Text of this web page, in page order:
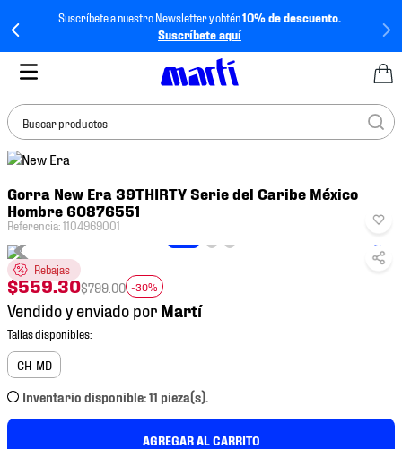
Suscríbete a nuestro Newsletter y obtén10% de descuento.
Suscríbete aquí
Buscar productos
Gorra New Era 39THIRTY Serie del Caribe México
Hombre 60876551
Referencia:1104969001
Rebajas
$559.30$799.00 -30%
Vendido y enviado por
CH-MD
Inventario disponible: 11 pieza(s).
AGREGAR AL CARRITO
BUSCADOS
1.
tenis mujer
2.
3.
tenis
4.
tenis futbol
5.
mochila
6.
jersey